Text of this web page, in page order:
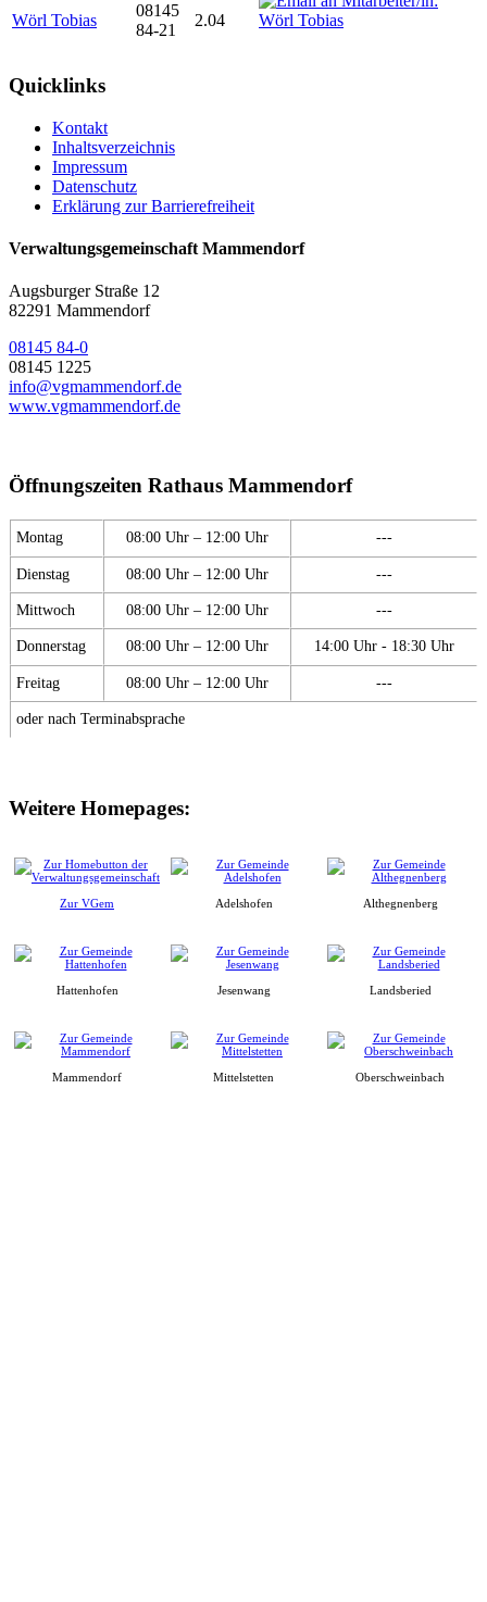
Wörl Tobias
08145
84-21
2.04
Quicklinks
Kontakt
Inhaltsverzeichnis
Impressum
Datenschutz
Erklärung zur Barrierefreiheit
Verwaltungsgemeinschaft Mammendorf
Augsburger Straße 12
82291 Mammendorf
08145 84-0
08145 1225
info@vgmammendorf.de
www.vgmammendorf.de
Öffnungszeiten Rathaus Mammendorf
Montag 08:00 Uhr – 12:00 Uhr ---
Dienstag 08:00 Uhr – 12:00 Uhr ---
Mittwoch 08:00 Uhr – 12:00 Uhr ---
Donnerstag 08:00 Uhr – 12:00 Uhr 14:00 Uhr - 18:30 Uhr
Freitag 08:00 Uhr – 12:00 Uhr ---
oder nach Terminabsprache
Weitere Homepages:
Zur VGem Adelshofen Althegnenberg
Hattenhofen Jesenwang Landsberied
Mammendorf Mittelstetten Oberschweinbach